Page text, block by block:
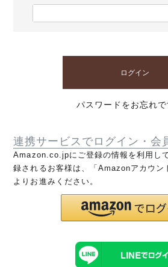
ログイン
パスワードをお忘れで
連携サービスでログイン・会
Amazon.co.jpにご登録の情報を利用し
録されるお客様は、「Amazonアカウン
よりお進みください。